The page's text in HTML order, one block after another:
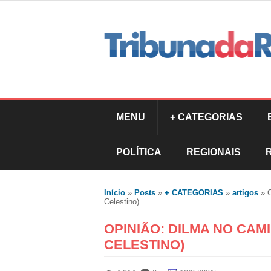
MENU + CATEGORIAS
POLÍTICA REGIONAIS
Início » Posts » + CATEGORIAS » artigos »
Celestino)
OPINIÃO: DILMA NO
CELESTINO)